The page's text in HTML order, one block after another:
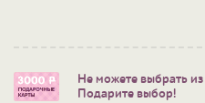
Не можете выбрать
Подарите выбор!